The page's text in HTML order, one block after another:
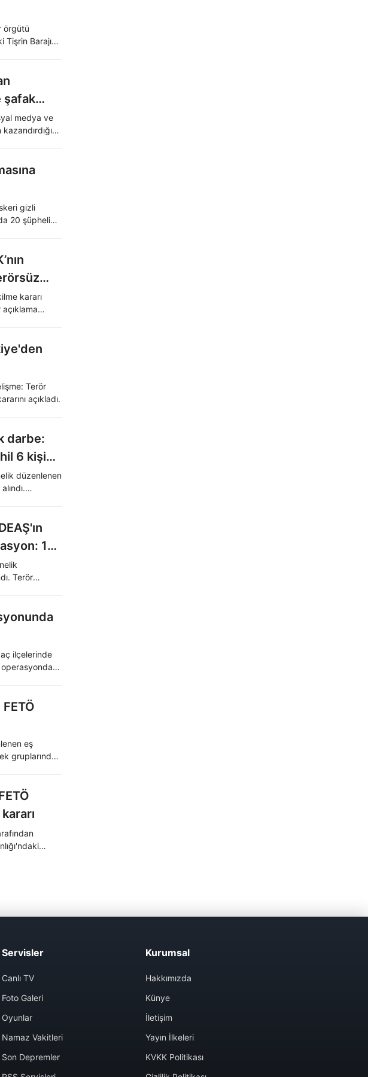
örgütü
Tişrin Barajı
şafak
medya ve
gizli
20 şüpheli
birkararı
açıklama
dedi.
Terör
açıkladı.
darbe:
6 kişi
düzenlenen
19
Terör
aldığı ortaya
ilçelerinde
eş
gruplarından
Servisler
Canlı TV
Foto Galeri
Oyunlar
Namaz Vakitleri
Son Depremler
Kurumsal
Hakkımızda
Künye
İletişim
Yayın İlkeleri
KVKK Politikası